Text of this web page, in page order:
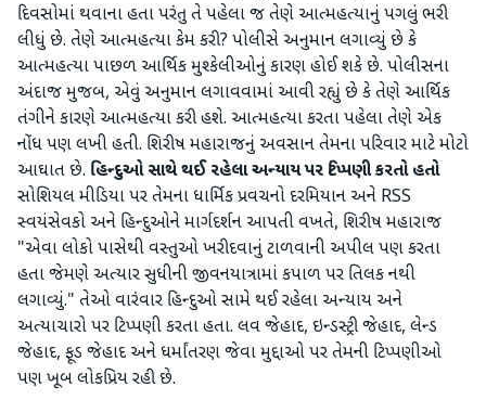
દિવસોમાં થવાના હતા પરંતુ તે પહેલા જ તેણે આત્મહત્યાનું પગલું ભરી
લીધું છે. તેણે આત્મહત્યા કેમ કરી? પોલીસે અનુમાન લગાવ્યું છે કે
આત્મહત્યા પાછળ આર્થિક મુશ્કેલીઓનું કારણ હોઈ શકે છે. પોલીસના
અંદાજ મુજબ, એવું અનુમાન લગાવવામાં આવી રહ્યું છે કે તેણે આર્થિક
તંગીને કારણે આત્મહત્યા કરી હશે. આત્મહત્યા કરતા પહેલા તેણે એક
નોંધ પણ લખી હતી. શિરીષ મહારાજનું અવસાન તેમના પરિવાર માટે મોટો
આઘાત છે. હિન્દુઓ સાથે થઈ રહેલા અન્યાય પર ટિપ્પણી કરતો હતો
સોશિયલ મીડિયા પર તેમના ધાર્મિક પ્રવચનો દરમિયાન અને RSS
સ્વયંસેવકો અને હિન્દુઓને માર્ગદર્શન આપતી વખતે, શિરીષ મહારાજ
"એવા લોકો પાસેથી વસ્તુઓ ખરીદવાનું ટાળવાની અપીલ પણ કરતા
હતા જેમણે અત્યાર સુધીની જીવનયાત્રામાં કપાળ પર તિલક નથી
લગાવ્યું." તેઓ વારંવાર હિન્દુઓ સામે થઈ રહેલા અન્યાય અને
અત્યાચારો પર ટિપ્પણી કરતા હતા. લવ જેહાદ, ઇન્ડસ્ટ્રી જેહાદ, લેન્ડ
જેહાદ, ફૂડ જેહાદ અને ધર્માંતરણ જેવા મુદ્દાઓ પર તેમની ટિપ્પણીઓ
પણ ખૂબ લોકપ્રિય રહી છે.